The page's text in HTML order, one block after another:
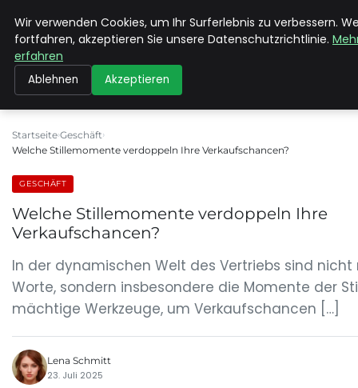
MAX NEUKIRCHNER
Startseite Geschäft
Welche Stillemomente verdoppeln Ihre Verkaufschancen?
GESCHÄFT
Welche Stillemomente verdoppeln Ihre
Verkaufschancen?
In der dynamischen Welt des Vertriebs sind nicht
Worte, sondern insbesondere die Momente der
mächtige Werkzeuge, um Verkaufschancen […]
Lena Schmitt
23. Juli 2025
Wir verwenden Cookies, um Ihr Surferlebnis zu verbessern.
fortfahren, akzeptieren Sie unsere Datenschutzrichtlinie.
erfahren
Ablehnen Akzeptieren